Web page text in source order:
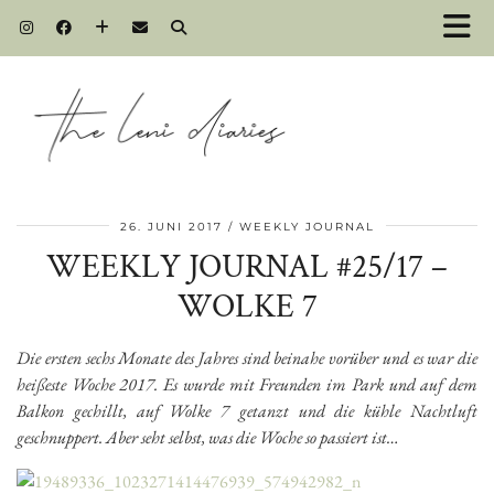
26. JUNI 2017 WEEKLY JOURNAL
WEEKLY JOURNAL #25/17 –
WOLKE 7
Die ersten sechs Monate des Jahres sind beinahe vorüber und es war die
heißeste Woche 2017. Es wurde mit Freunden im Park und auf dem
Balkon gechillt, auf Wolke 7 getanzt und die kühle Nachtluft
geschnuppert. Aber seht selbst, was die Woche so passiert ist…